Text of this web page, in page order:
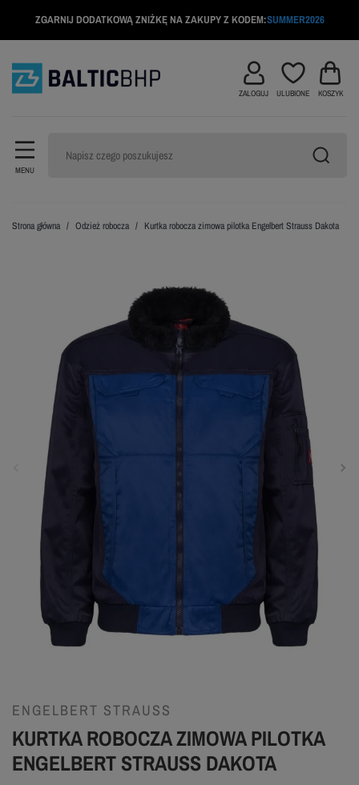
ZGARNIJ DODATKOWĄ ZNIŻKĘ NA ZAKUPY Z KODEM:SUMMER2026
MENU
ZALOGUJ ULUBIONE KOSZYK
Strona główna Odzież robocza Kurtka robocza zimowa pilotka Engelbert Strauss Dakota
ENGELBERT STRAUSS
KURTKA ROBOCZA ZIMOWA PILOTKA
ENGELBERT STRAUSS DAKOTA